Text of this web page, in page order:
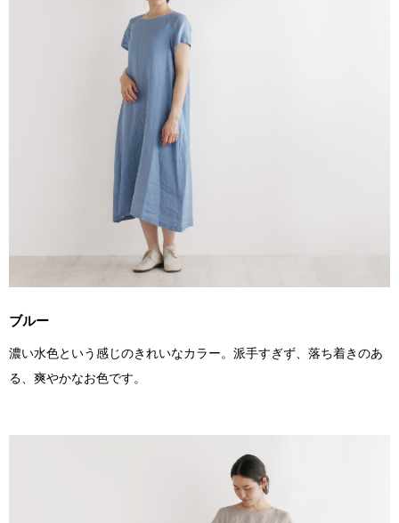
ブルー
濃い水色という感じのきれいなカラー。派手すぎず、落ち着きのあ
る、爽やかなお色です。